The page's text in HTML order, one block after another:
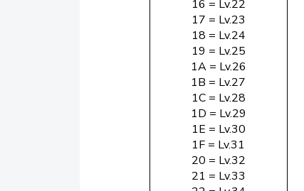
16 = Lv.22
17 = Lv.23
18 = Lv.24
19 = Lv.25
1A = Lv.26
1B = Lv.27
1C = Lv.28
1D = Lv.29
1E = Lv.30
1F = Lv.31
20 = Lv.32
21 = Lv.33